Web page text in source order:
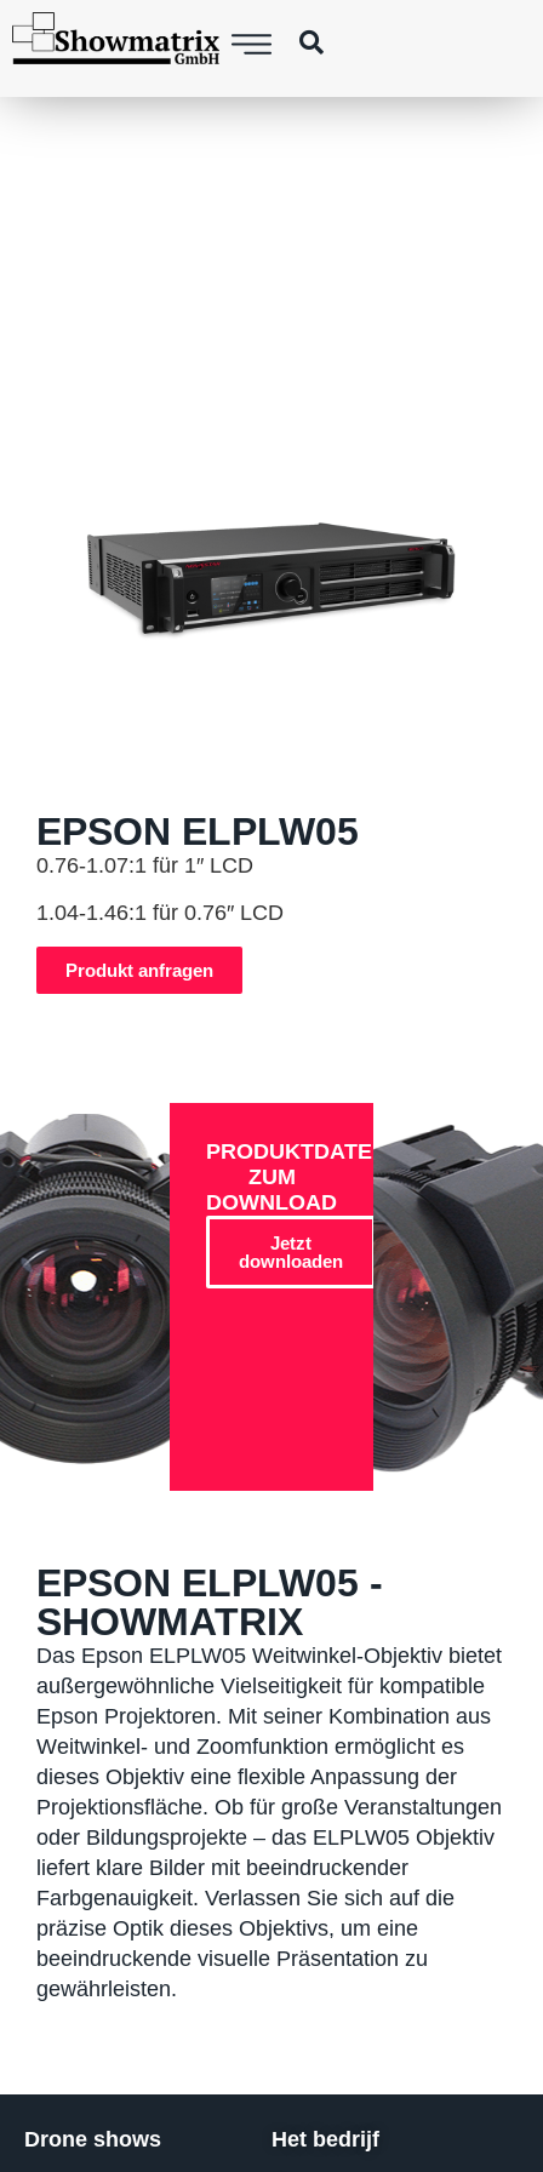
EPSON ELPLW05
0.76-1.07:1 für 1″ LCD
1.04-1.46:1 für 0.76″ LCD
Produkt anfragen
PRODUKTDATEN
ZUM
DOWNLOAD
Jetzt
downloaden
EPSON ELPLW05 -
SHOWMATRIX
Das Epson ELPLW05 Weitwinkel-Objektiv bietet
außergewöhnliche Vielseitigkeit für kompatible
Epson Projektoren. Mit seiner Kombination aus
Weitwinkel- und Zoomfunktion ermöglicht es
dieses Objektiv eine flexible Anpassung der
Projektionsfläche. Ob für große Veranstaltungen
oder Bildungsprojekte – das ELPLW05 Objektiv
liefert klare Bilder mit beeindruckender
Farbgenauigkeit. Verlassen Sie sich auf die
präzise Optik dieses Objektivs, um eine
beeindruckende visuelle Präsentation zu
gewährleisten.
Drone shows Het bedrijf